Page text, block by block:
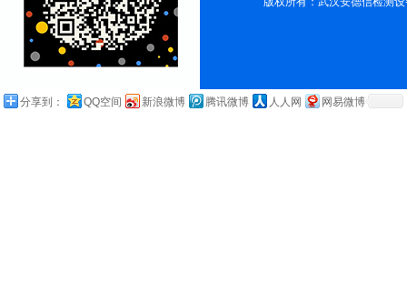
分享到： QQ空间 新浪微博 腾讯微博 人人网 网易微博